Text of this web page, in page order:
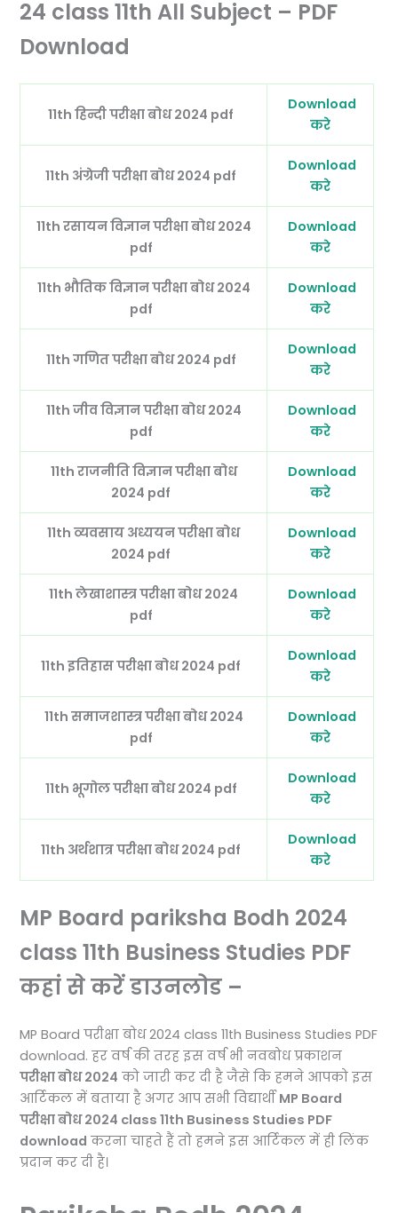
24 class 11th All Subject – PDF
Download
11th हिन्दी परीक्षा बोध 2024 pdf
Download
करे
11th अंग्रेजी परीक्षा बोध 2024 pdf
Download
करे
11th रसायन विज्ञान परीक्षा बोध 2024
pdf
Download
करे
11th भौतिक विज्ञान परीक्षा बोध 2024
pdf
Download
करे
11th गणित परीक्षा बोध 2024 pdf
Download
करे
11th जीव विज्ञान परीक्षा बोध 2024
pdf
Download
करे
11th राजनीति विज्ञान परीक्षा बोध
2024 pdf
Download
करे
11th व्यवसाय अध्ययन परीक्षा बोध
2024 pdf
Download
करे
11th लेखाशास्त्र परीक्षा बोध 2024
pdf
Download
करे
11th इतिहास परीक्षा बोध 2024 pdf
Download
करे
11th समाजशास्त्र परीक्षा बोध 2024
pdf
Download
करे
11th भूगोल परीक्षा बोध 2024 pdf
Download
करे
11th अर्थशात्र परीक्षा बोध 2024 pdf
Download
करे
MP Board pariksha Bodh 2024
class 11th Business Studies PDF
कहां से करें डाउनलोड –
MP Board परीक्षा बोध 2024 class 11th Business Studies PDF
download. हर वर्ष की तरह इस वर्ष भी नवबोध प्रकाशन
परीक्षा बोध 2024 को जारी कर दी है जैसे कि हमने आपको इस
आर्टिकल में बताया है अगर आप सभी विद्यार्थीMP Board
परीक्षा बोध 2024 class 11th Business Studies PDF
download करना चाहते हैं तो हमने इस आर्टिकल में ही लिंक
प्रदान कर दी है।